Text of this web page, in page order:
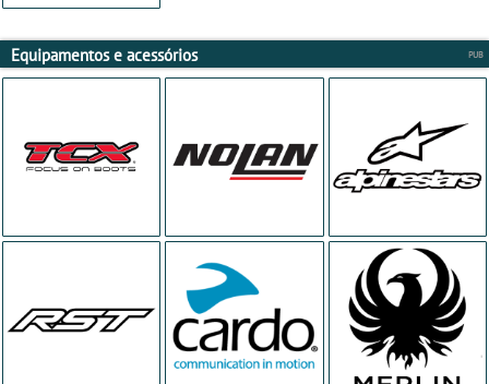
Equipamentos e acessórios